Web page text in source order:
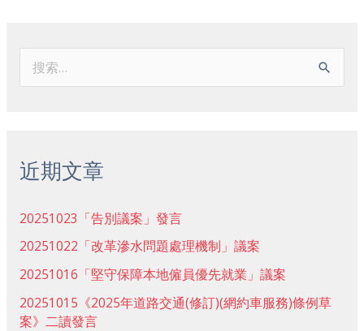
近期文章
20251023「告別議案」發言
20251022「改革滲水問題處理機制」議案
20251016「堅守保障本地僱員優先就業」議案
20251015《2025年道路交通(修訂)(網約車服務)條例草
案》二讀發言